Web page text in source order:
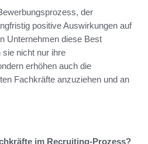
der
positive Auswirkungen auf
Unternehmen diese Best
nicht nur ihre
erhöhen auch die
Fachkräfte anzuziehen und an
im Recruiting-Prozess?